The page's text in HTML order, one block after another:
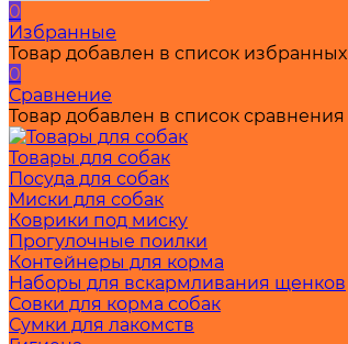
0
Избранные
Товар добавлен в список избранных
0
Сравнение
Товар добавлен в список сравнения
Товары для собак
Посуда для собак
Миски для собак
Коврики под миску
Прогулочные поилки
Контейнеры для корма
Наборы для вскармливания щенков
Совки для корма собак
Сумки для лакомств